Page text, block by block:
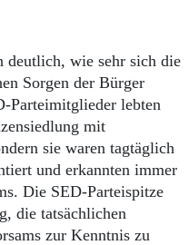
deutlich, wie sehr sich die
Sorgen der Bürger
Parteimitglieder lebten
mit
sie waren tagtäglich
und erkannten immer
Die SED-Parteispitze
die tatsächlichen
zur Kenntnis zu